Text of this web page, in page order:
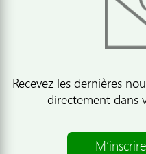
Recevez les dernières
directement dans